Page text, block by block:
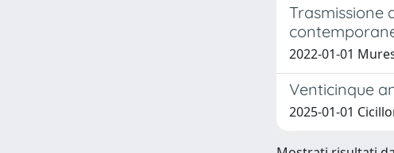
Trasmissione
2022-01-01
Venticinque
2025-01-01